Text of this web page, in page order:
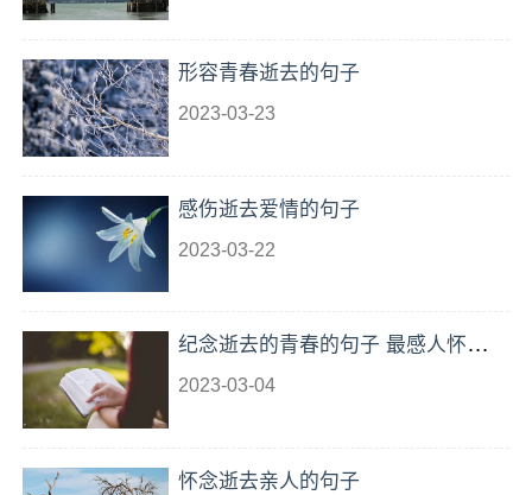
形容青春逝去的句子
2023-03-23
感伤逝去爱情的句子
2023-03-22
纪念逝去的青春的句子 最感人怀念青
2023-03-04
怀念逝去亲人的句子